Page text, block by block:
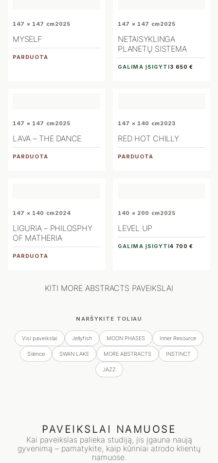
147 × 147 cm2025
MYSELF
PARDUOTA
147 × 147 cm2025
NETAISYKLINGA
PLANETŲ SISTEMA
GALIMA ĮSIGYTI3 650 €
147 × 147 cm2025
LAVA – THE DANCE
PARDUOTA
147 × 140 cm2023
RED HOT CHILLY
PARDUOTA
147 × 140 cm2024
LIGURIA – PHILOSPHY
OF MATHERIA
PARDUOTA
140 × 200 cm2025
LEVEL UP
GALIMA ĮSIGYTI4 700 €
KITI MORE ABSTRACTS PAVEIKSLAI
NARŠYKITE TOLIAU
Visi paveikslai Jellyfish MOON PHASES Inner Resource
Silence SWAN LAKE MORE ABSTRACTS INSTINCT
JAZZ
PAVEIKSLAI NAMUOSE
Kai paveikslas palieka studiją, jis įgauna naują
gyvenimą – pamatykite, kaip kūriniai atrodo klientų
namuose.